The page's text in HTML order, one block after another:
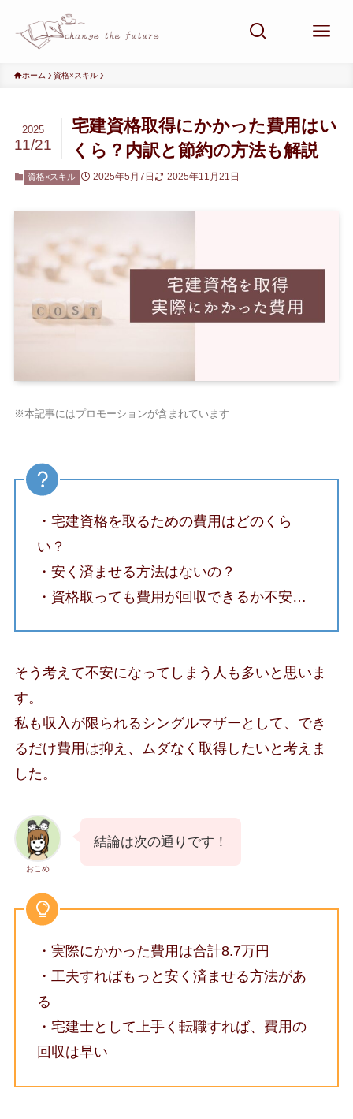
ホーム 資格×スキル
宅建資格取得にかかった費用はい
くら？内訳と節約の方法も解説
2025
11/21
資格×スキル 2025年5月7日 2025年11月21日
※本記事にはプロモーションが含まれています
・宅建資格を取るための費用はどのくら
い？
・安く済ませる方法はないの？
・資格取っても費用が回収できるか不安…
そう考えて不安になってしまう人も多いと思いま
す。
私も収入が限られるシングルマザーとして、でき
るだけ費用は抑え、ムダなく取得したいと考えま
した。
おこめ
結論は次の通りです！
・実際にかかった費用は合計8.7万円
・工夫すればもっと安く済ませる方法があ
る
・宅建士として上手く転職すれば、費用の
回収は早い